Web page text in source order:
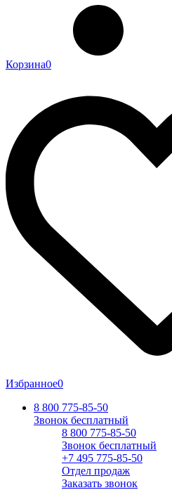
Корзина0
Избранное0
8 800 775-85-50
Звонок бесплатный
8 800 775-85-50
Звонок бесплатный
+7 495 775-85-50
Отдел продаж
Заказать звонок